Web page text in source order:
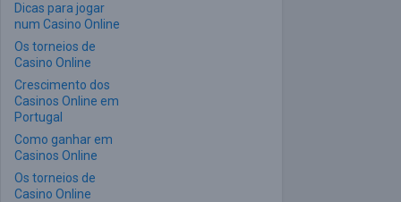
Dicas para jogar
num Casino Online
Os torneios de
Casino Online
Crescimento dos
Casinos Online em
Portugal
Como ganhar em
Casinos Online
Os torneios de
Casino Online